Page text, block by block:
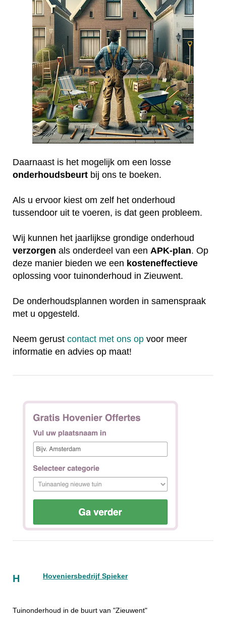
Daarnaast is het mogelijk om een losse
onderhoudsbeurt bij ons te boeken.
Als u ervoor kiest om zelf het onderhoud
tussendoor uit te voeren, is dat geen probleem.
Wij kunnen het jaarlijkse grondige onderhoud
verzorgen als onderdeel van een APK-plan. Op
deze manier bieden we een kosteneffectieve
oplossing voor tuinonderhoud in Zieuwent.
De onderhoudsplannen worden in samenspraak
met u opgesteld.
Neem gerust contact met ons op voor meer
informatie en advies op maat!
H Hoveniersbedrijf Spieker
Tuinonderhoud in de buurt van "Zieuwent"